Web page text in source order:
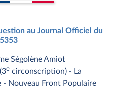
au Journal Officiel du
Ségolène Amiot
e circonscription) - La
- Nouveau Front Populaire